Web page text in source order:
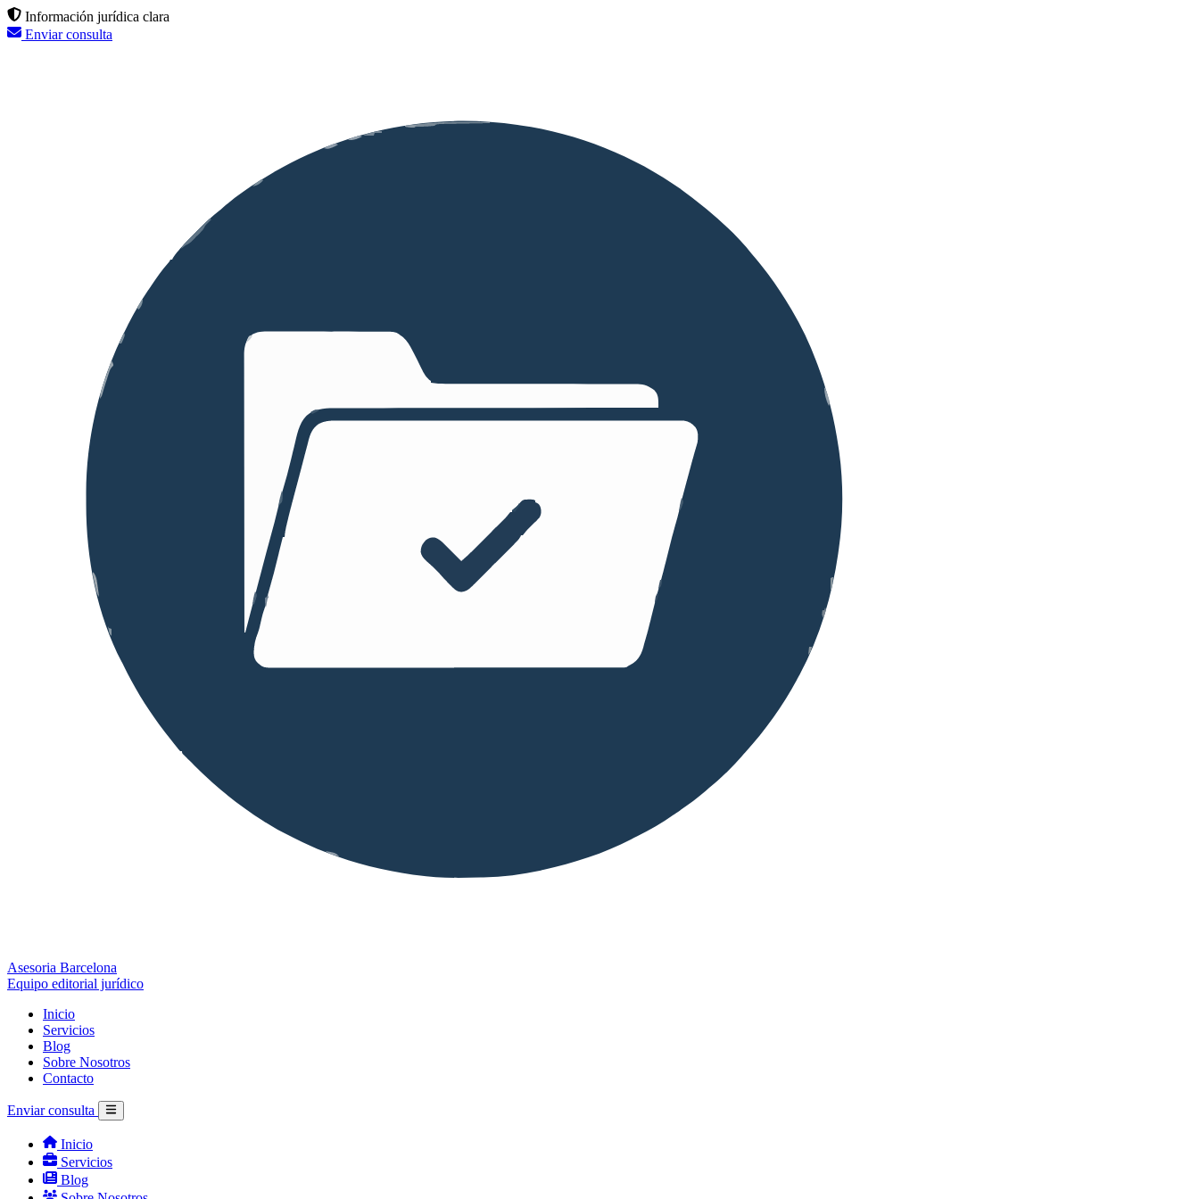
Información jurídica clara
Enviar consulta
Asesoria Barcelona
Equipo editorial jurídico
Inicio
Servicios
Blog
Sobre Nosotros
Contacto
Enviar consulta
Inicio
Servicios
Blog